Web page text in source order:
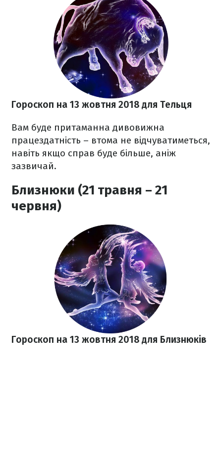
Гороскоп на 13 жовтня 2018 для Тельця
Вам буде притаманна дивовижна
працездатність – втома не відчуватиметься,
навіть якщо справ буде більше, аніж
зазвичай.
Близнюки (21 травня – 21
червня)
Гороскоп на 13 жовтня 2018 для Близнюків